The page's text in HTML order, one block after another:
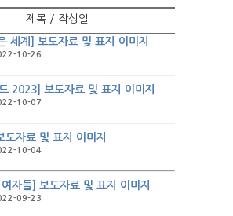
제목 / 작성일
세계] 보도자료 및 표지 이미지
10-26
2023] 보도자료 및 표지 이미지
10-07
도자료 및 표지 이미지
10-04
여자들] 보도자료 및 표지 이미지
09-23